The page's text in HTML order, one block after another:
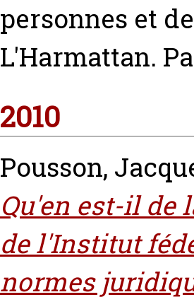
personnes et
L'Harmattan.
2010
Pousson,
Qu'en est-il de
de l'Institut
normes